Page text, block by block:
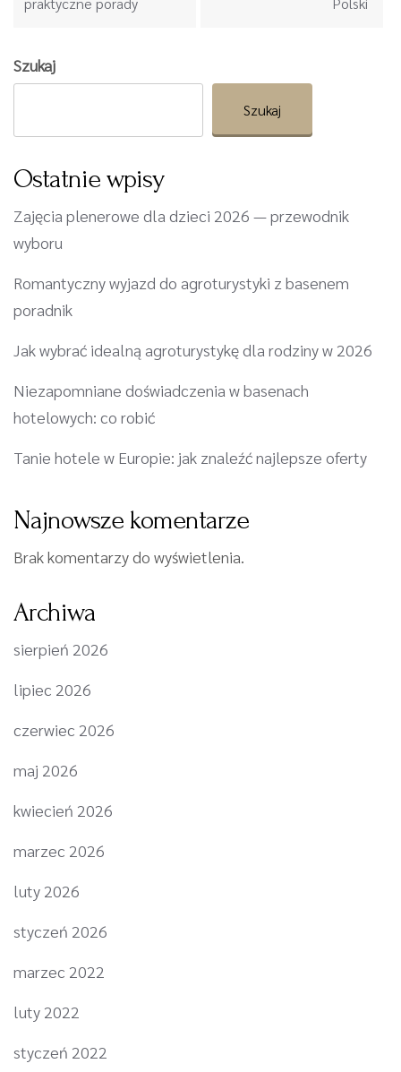
Szukaj
Szukaj
Ostatnie wpisy
Zajęcia plenerowe dla dzieci 2026 — przewodnik
wyboru
Romantyczny wyjazd do agroturystyki z basenem
poradnik
Jak wybrać idealną agroturystykę dla rodziny w 2026
Niezapomniane doświadczenia w basenach
hotelowych: co robić
Tanie hotele w Europie: jak znaleźć najlepsze oferty
Najnowsze komentarze
Brak komentarzy do wyświetlenia.
Archiwa
sierpień 2026
lipiec 2026
czerwiec 2026
maj 2026
kwiecień 2026
marzec 2026
luty 2026
styczeń 2026
marzec 2022
luty 2022
styczeń 2022